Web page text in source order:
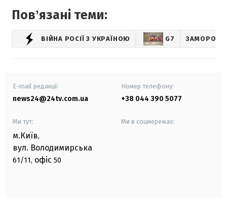
Повʼязані теми:
ВІЙНА РОСІЇ З УКРАЇНОЮ G7
E-mail редакції
news24@24tv.com.ua
Номер телефону:
+38 044 390 5077
Ми тут:
м.Київ,
вул. Володимирська
61/11, офіс 50
Ми в соцмережах: